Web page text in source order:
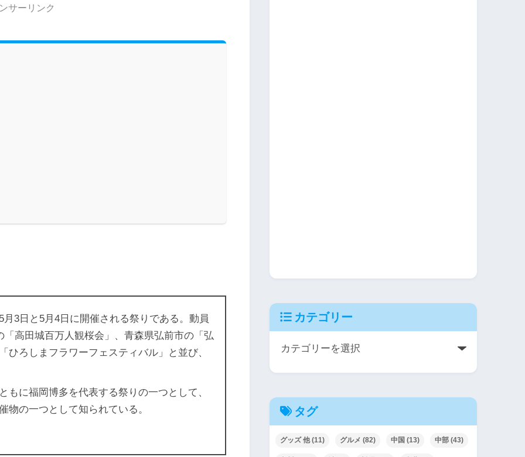
サーリンク
3日と5月4日に開催される祭りである。動員
高田城百万人観桜会」、青森県弘前市の「弘
ひろしまフラワーフェスティバル」と並び、
もに福岡博多を代表する祭りの一つとして、
物の一つとして知られている。
カテゴリー
タグ
グッズ 他(11) グルメ (82) 中国 (13) 中部 (43)